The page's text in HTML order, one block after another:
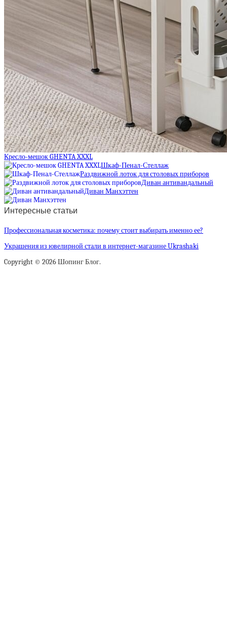
Кресло-мешок GHENTA XXXL
Шкаф-Пенал-Стеллаж
Раздвижной лоток для столовых приборов
Диван антивандальный
Диван Манхэттен
Интересные статьи
Профессиональная косметика: почему стоит выбирать именно ее?
Украшения из ювелирной стали в интернет-магазине Ukrashaki
Copyright © 2026 Шопинг Блог.